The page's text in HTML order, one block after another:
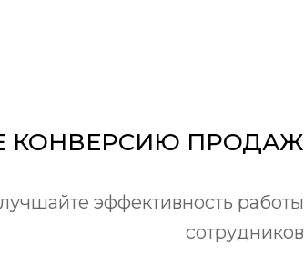
КОНВЕРСИЮ ПРОДАЖ
эффективность работы
сотрудников